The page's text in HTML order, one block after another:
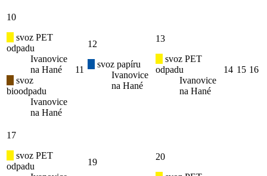
10
svoz PET
odpadu
Ivanovice
na Hané
svoz
bioodpadu
Ivanovice
na Hané
11
12
svoz papíru
Ivanovice
na Hané
13
svoz PET
odpadu
Ivanovice
na Hané
14 15 16
17
svoz PET
odpadu
19
20